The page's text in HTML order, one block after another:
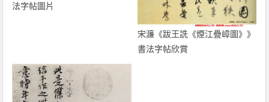
法字帖圖片
宋濂《跋王詵《煙江疊嶂圖》》
書法字帖欣賞